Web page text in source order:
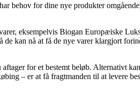
behov for dine nye produkter
eksempelvis Biogan Europæiske
kan nå at få de nye varer klargjort
for et bestemt beløb. Alternativt
– er at få fragtmanden til at levere